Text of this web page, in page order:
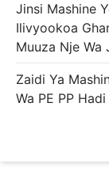
Jinsi Mashine
Ilivyookoa
Muuza Nje Wa
Zaidi Ya
Wa PE PP